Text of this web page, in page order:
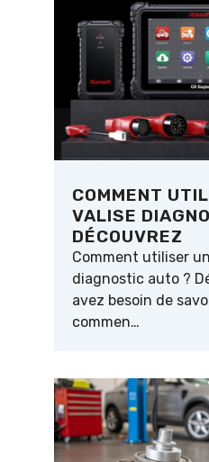
COMMENT
VALISE
DÉCOUVREZ
Comment utiliser
diagnostic auto ?
avez besoin de
commen…